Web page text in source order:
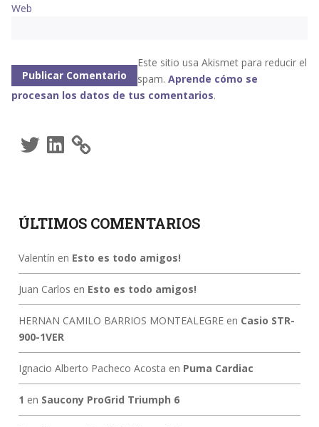
Web
Este sitio usa Akismet para reducir el
spam. Aprende cómo se
procesan los datos de tus comentarios.
TwitterLinkedIn
ÚLTIMOS COMENTARIOS
Valentín en Esto es todo amigos!
Juan Carlos en Esto es todo amigos!
HERNAN CAMILO BARRIOS MONTEALEGREen Casio STR-
900-1VER
Ignacio Alberto Pacheco Acosta en Puma Cardiac
1 en Saucony ProGrid Triumph 6